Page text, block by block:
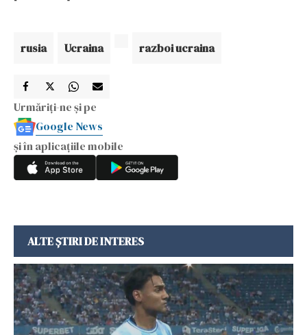
rusia Ucraina razboi ucraina
Urmăriți-ne și pe
Google News
și în aplicațiile mobile
ALTE ȘTIRI DE INTERES